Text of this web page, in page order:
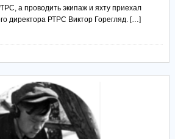
а проводить экипаж и яхту приехал
директора РТРС Виктор Горегляд. […]